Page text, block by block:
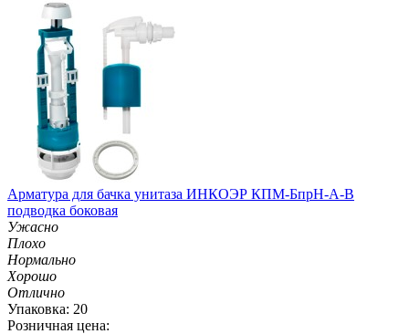
Арматура для бачка унитаза ИНКОЭР КПМ-БпрН-А-В
подводка боковая
Ужасно
Плохо
Нормально
Хорошо
Отлично
Упаковка: 20
Розничная цена: